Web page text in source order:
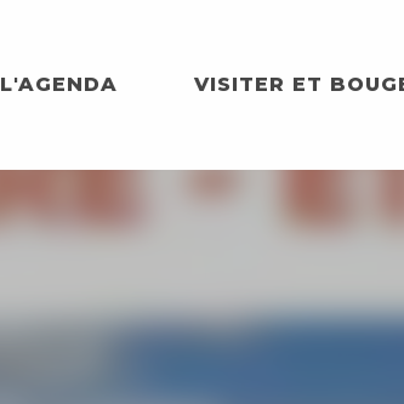
L'AGENDA VISITER ET